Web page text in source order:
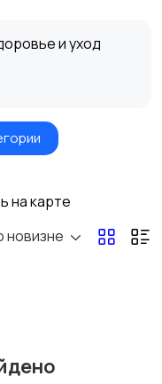
и уход
коляски
на карте
новизне